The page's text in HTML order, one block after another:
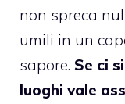
non spreca
umili in un
sapore. Se ci
luoghi vale